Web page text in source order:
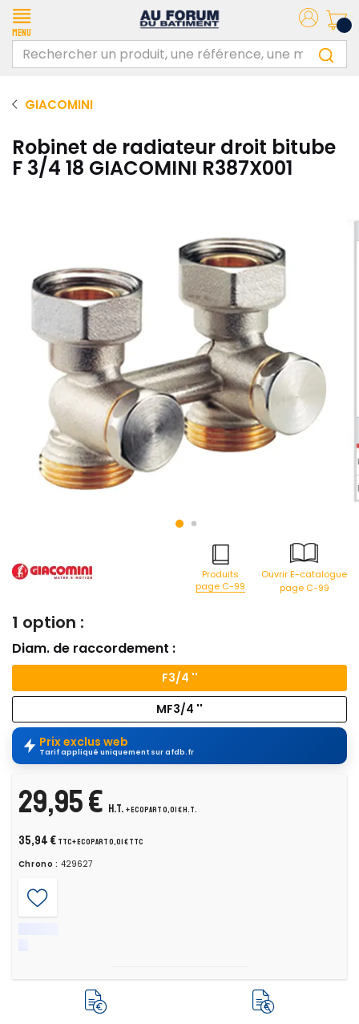
Menu
GIACOMINI
Robinet de radiateur droit bitube
F 3/4 18 GIACOMINI R387X001
Produits
page C-99
Ouvrir E-catalogue
page C-99
1 option :
Diam. de raccordement :
F3/4 ''
MF3/4 ''
Prix exclus web
Tarif appliqué uniquement sur afdb.fr
29,95 € H.T. + ecopart 0,01 € H.T.
35,94 € TTC+ ecopart 0,01 € TTC
Chrono : 429627